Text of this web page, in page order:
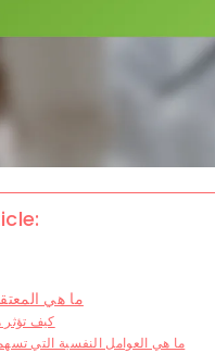
ما هي
كيف تؤثر
ما هي العوامل النفسية التي